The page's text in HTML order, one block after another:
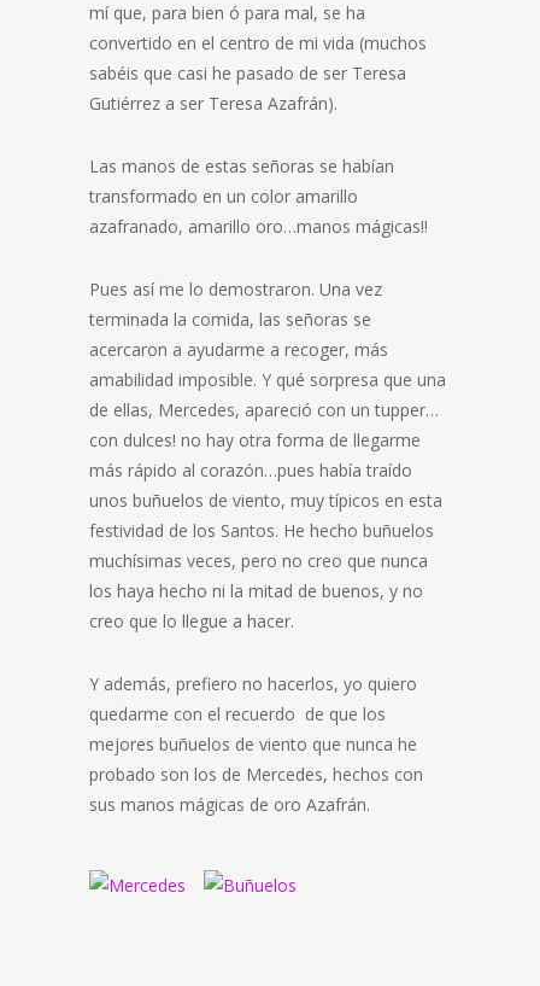
mí que, para bien ó para mal, se ha
convertido en el centro de mi vida (muchos
sabéis que casi he pasado de ser Teresa
Gutiérrez a ser Teresa Azafrán).
Las manos de estas señoras se habían
transformado en un color amarillo
azafranado, amarillo oro…manos mágicas!!
Pues así me lo demostraron. Una vez
terminada la comida, las señoras se
acercaron a ayudarme a recoger, más
amabilidad imposible. Y qué sorpresa que una
de ellas, Mercedes, apareció con un tupper…
con dulces! no hay otra forma de llegarme
más rápido al corazón…pues había traído
unos buñuelos de viento, muy típicos en esta
festividad de los Santos. He hecho buñuelos
muchísimas veces, pero no creo que nunca
los haya hecho ni la mitad de buenos, y no
creo que lo llegue a hacer.
Y además, prefiero no hacerlos, yo quiero
quedarme con el recuerdo de que los
mejores buñuelos de viento que nunca he
probado son los de Mercedes, hechos con
sus manos mágicas de oro Azafrán.